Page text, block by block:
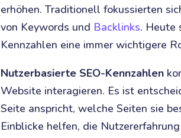
erhöhen. Traditionell fokussierten
von Keywords und Backlinks. Heute
Kennzahlen eine immer wichtigere
Nutzerbasierte SEO-Kennzahlen
Website interagieren. Es ist
Seite anspricht, welche Seiten sie
Einblicke helfen, die